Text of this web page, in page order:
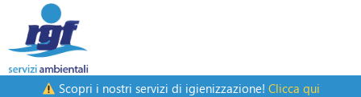
Scopri i nostri servizi di igienizzazione! Clicca qui